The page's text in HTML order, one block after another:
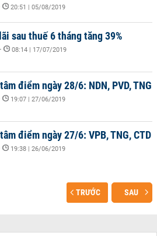
20:51 | 05/08/2019
sau thuế 6 tháng tăng 39%
- 08:14 | 17/07/2019
điểm ngày 28/6: NDN, PVD, TNG
19:07 | 27/06/2019
điểm ngày 27/6: VPB, TNG, CTD
19:38 | 26/06/2019
TRƯỚC SAU